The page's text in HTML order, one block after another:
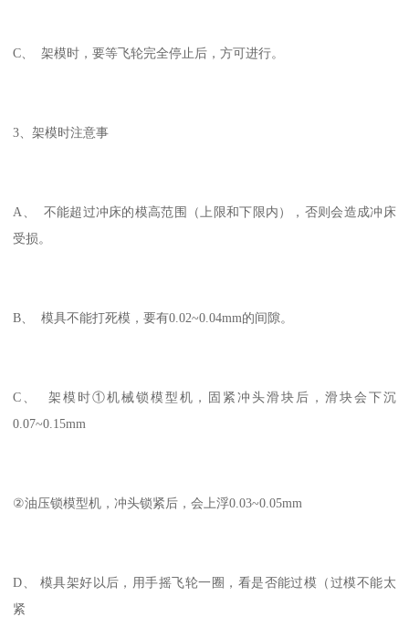
C、 架模时，要等飞轮完全停止后，方可进行。
3、架模时注意事
A、 不能超过冲床的模高范围（上限和下限内），否则会造成冲床
受损。
B、 模具不能打死模，要有0.02~0.04mm的间隙。
C、 架模时①机械锁模型机，固紧冲头滑块后，滑块会下沉
0.07~0.15mm
②油压锁模型机，冲头锁紧后，会上浮0.03~0.05mm
D、 模具架好以后，用手摇飞轮一圈，看是否能过模（过模不能太
紧